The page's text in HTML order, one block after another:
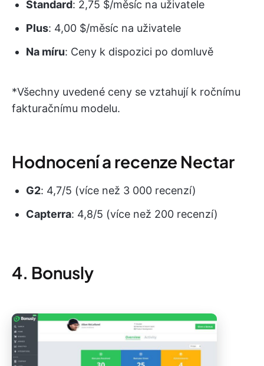
Standard: 2,75 $/měsíc na uživatele
Plus: 4,00 $/měsíc na uživatele
Na míru: Ceny k dispozici po domluvě
*Všechny uvedené ceny se vztahují k ročnímu
fakturačnímu modelu.
Hodnocení a recenze Nectar
G2: 4,7/5 (více než 3 000 recenzí)
Capterra: 4,8/5 (více než 200 recenzí)
4. Bonusly